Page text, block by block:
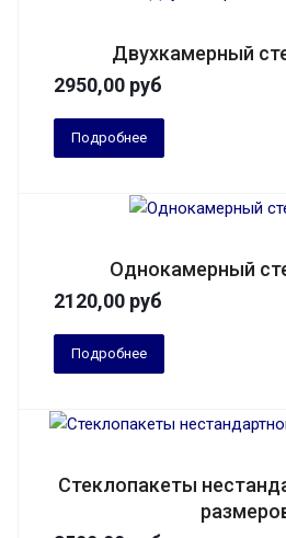
Двухкамерный
2950,00 руб
Подробнее
Однокамерный
2120,00 руб
Подробнее
Стеклопакеты